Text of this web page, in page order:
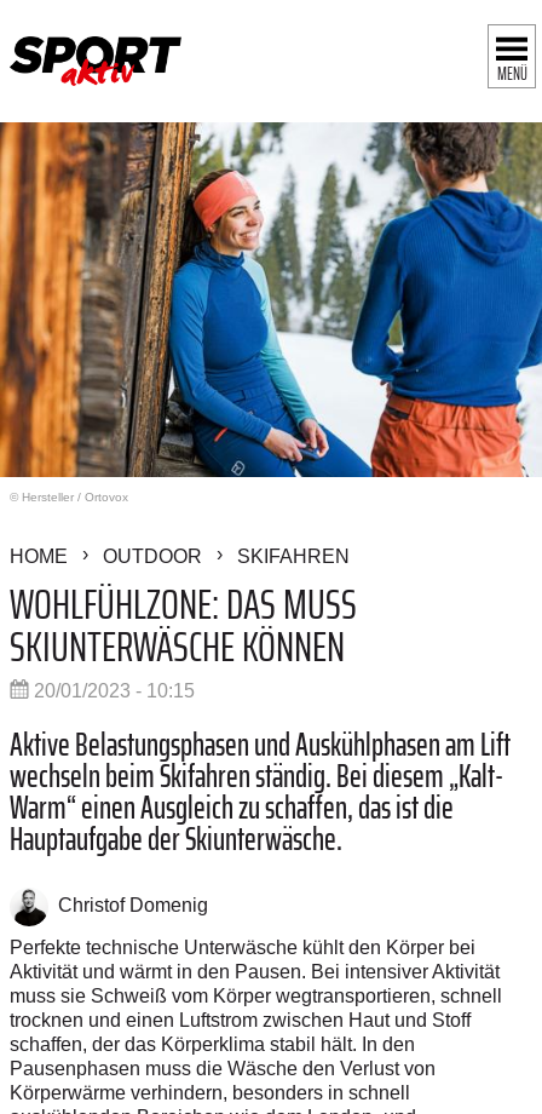
MENÜ
© Hersteller / Ortovox
HOME OUTDOOR SKIFAHREN
WOHLFÜHLZONE: DAS MUSS
SKIUNTERWÄSCHE KÖNNEN
20/01/2023 - 10:15
Aktive Belastungsphasen und Auskühlphasen am Lift
wechseln beim Skifahren ständig. Bei diesem ­„Kalt-
Warm“ einen Ausgleich zu schaffen, das ist die
Hauptaufgabe der Skiunterwäsche.
Christof Domenig
Perfekte technische Unterwäsche kühlt den Körper bei
Aktivität und wärmt in den Pausen. Bei intensiver Aktivität
muss sie Schweiß vom Körper wegtransportieren, schnell
trocknen und einen Luftstrom zwischen Haut und Stoff
schaffen, der das Körperklima stabil hält. In den
Pausenphasen muss die Wäsche den Verlust von
Körperwärme verhindern, besonders in schnell